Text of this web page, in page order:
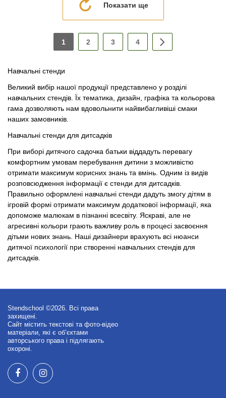
Показати ще
1 2 3 4
Навчальні стенди
Великий вибір нашої продукції представлено у розділі
навчальних стендів. Їх тематика, дизайн, графіка та кольорова
гама дозволяють нам вдовольнити найвибагливіші смаки
наших замовників.
Навчальні стенди для дитсадків
При виборі дитячого садочка батьки віддадуть перевагу
комфортним умовам перебування дитини з можливістю
отримати максимум корисних знань та вмінь. Одним із видів
розповсюдження інформації є стенди для дитсадків.
Правильно оформлені навчальні стенди дадуть змогу дітям в
ігровій формі отримати максимум додаткової інформації, яка
допоможе малюкам в пізнанні всесвіту. Яскраві, але не
агресивні кольори грають важливу роль в процесі засвоєння
дітьми нових знань. Наші дизайнери врахують всі нюанси
дитячої психології при створенні навчальних стендів для
дитсадків.
Stendschool ©2026. Всі права
захищені.
Сайт містить текстові та фото-відео
матеріали, які є об’єктами
авторського права і підлягають
охороні.